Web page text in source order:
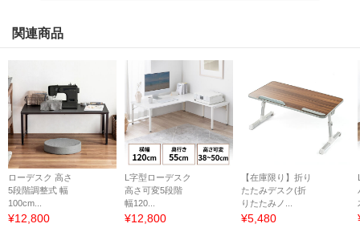
関連商品
ローデスク 高さ
5段階調整式 幅
100cm...
¥12,800
L字型ローデスク
高さ可変5段階
幅120...
¥12,800
【在庫限り】折り
たたみデスク(折
りたたみノ...
¥5,480